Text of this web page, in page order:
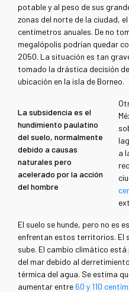
potable y al peso de sus
zonas del norte de la ciudad,
centímetros anuales. De no
megalópolis podrían quedar
2050. La situación es tan
tomado la drástica decisión
ubicación en la isla de Borneo.
La subsidencia es el
hundimiento paulatino
del suelo, normalmente
debido a causas
naturales pero
acelerado por la acción
del hombre
a
El suelo se hunde, pero no es
enfrentan estos territorios. El
sube. El cambio climático
del mar debido al
térmica del agua. Se estima
aumentar entre 60 y 110